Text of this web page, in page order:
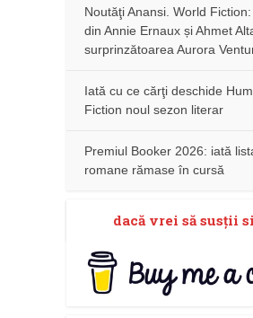
Noutăţi Anansi. World
din Annie Ernaux și Ahmet
surprinzătoarea Aurora
Iată cu ce cărţi deschide
Fiction noul sezon literar
Premiul Booker 2026: iată
romane rămase în cursă
dacă vrei să susţii